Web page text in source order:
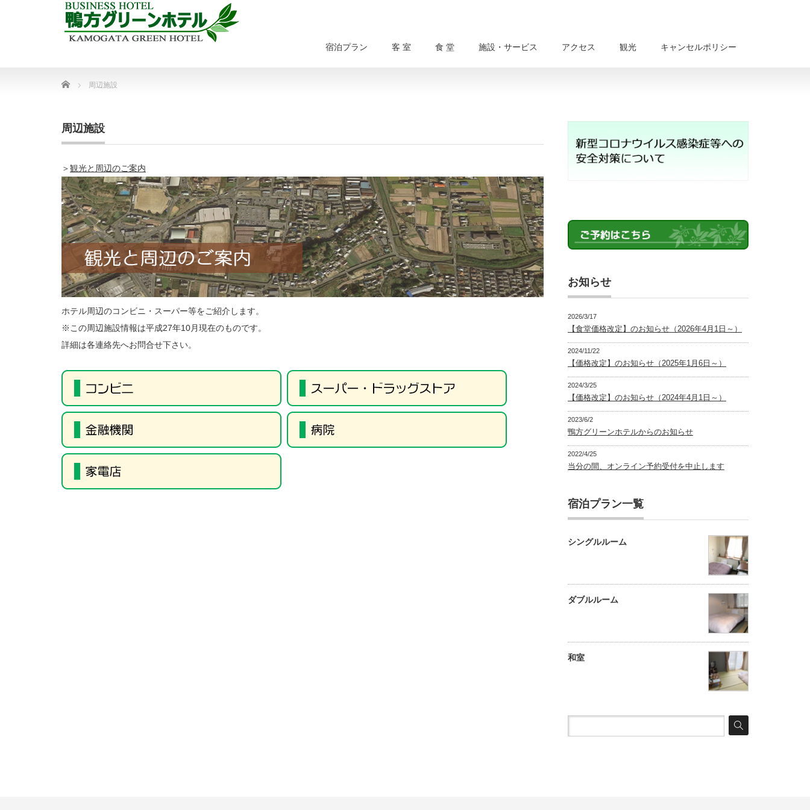
宿泊プラン 客 室 食 堂 施設・サービス アクセス 観光 キャンセルポリシー
Home 周辺施設
周辺施設
＞観光と周辺のご案内
ホテル周辺のコンビニ・スーパー等をご紹介します。
※この周辺施設情報は平成27年10月現在のものです。
詳細は各連絡先へお問合せ下さい。
お知らせ
2026/3/17
【食堂価格改定】のお知らせ（2026年4月1日～）
2024/11/22
【価格改定】のお知らせ（2025年1月6日～）
2024/3/25
【価格改定】のお知らせ（2024年4月1日～）
2023/6/2
鴨方グリーンホテルからのお知らせ
2022/4/25
当分の間、オンライン予約受付を中止します
宿泊プラン一覧
シングルルーム
ダブルルーム
和室